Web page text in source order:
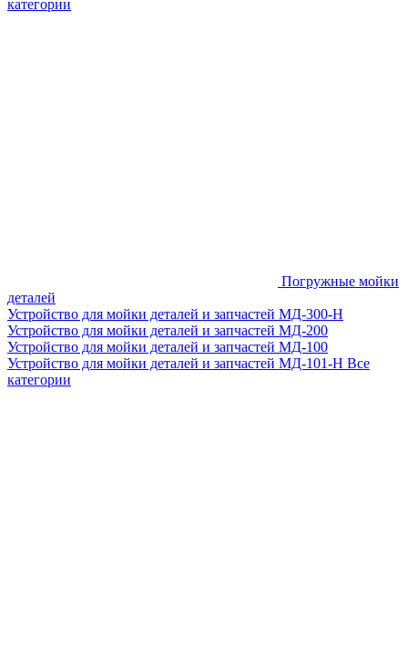
категории
Погружные мойки
деталей
Устройство для мойки деталей и запчастей МД-300-H
Устройство для мойки деталей и запчастей МД-200
Устройство для мойки деталей и запчастей МД-100
Устройство для мойки деталей и запчастей МД-101-Н Все
категории